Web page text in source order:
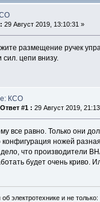
: 29 Август 2019, 13:10:31 »
размещение ручек
цепи внизу.
КСО
Ответ #1 : 29 Август 2019,
все равно. Только они
конфигурация ножей
дело, что производители
будет очень криво.
электротехнике и не только: